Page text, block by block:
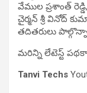
వేముల ప్రశాంత్
చైర్మన్ శ్రీ వినోద్
తదితరులు
మరిన్ని లేటెస్ట్
Tanvi Techs